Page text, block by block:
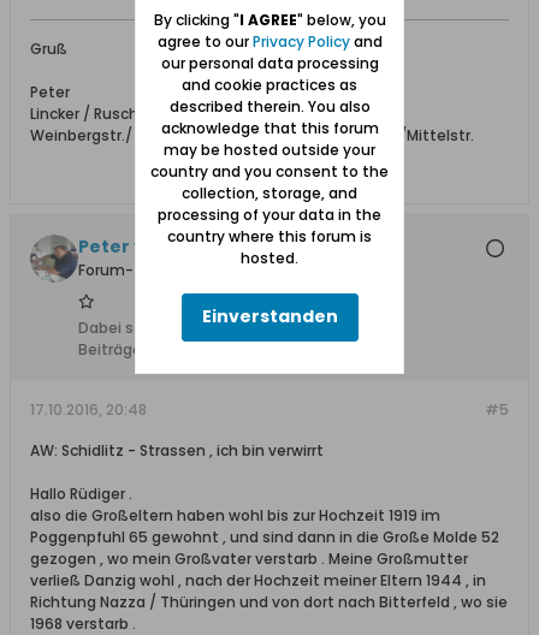
Gruß
Peter
Lincker / Rusch / Nesceri ( Neseri)
Weinbergstr./ Langgarten/ Poggenpfuhl/Unterstr./Mittelstr.
Peter von Warsow
Forum-Teilnehmer
Dabei seit:
14.10.2016
Beiträge:
#5
17.10.2016, 20:48
AW: Schidlitz - Strassen , ich bin verwirrt
Hallo Rüdiger .
also die Großeltern haben wohl bis zur Hochzeit 1919 im
Poggenpfuhl 65 gewohnt , und sind dann in die Große Molde 52
gezogen , wo mein Großvater verstarb . Meine Großmutter
verließ Danzig wohl , nach der Hochzeit meiner Eltern 1944 , in
Richtung Nazza / Thüringen und von dort nach Bitterfeld , wo sie
1968 verstarb .
By clicking "I AGREE" below, you
agree to ourPrivacy Policyand
our personal data processing
and cookie practices as
described therein. You also
acknowledge that this forum
may be hosted outside your
country and you consent to the
collection, storage, and
processing of your data in the
country where this forum is
hosted.
Einverstanden